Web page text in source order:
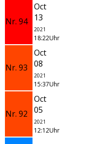
Nr. 94
Oct
13
2021
18:22Uhr
Nr. 93
Oct
08
2021
15:37Uhr
Nr. 92
Oct
05
2021
12:12Uhr